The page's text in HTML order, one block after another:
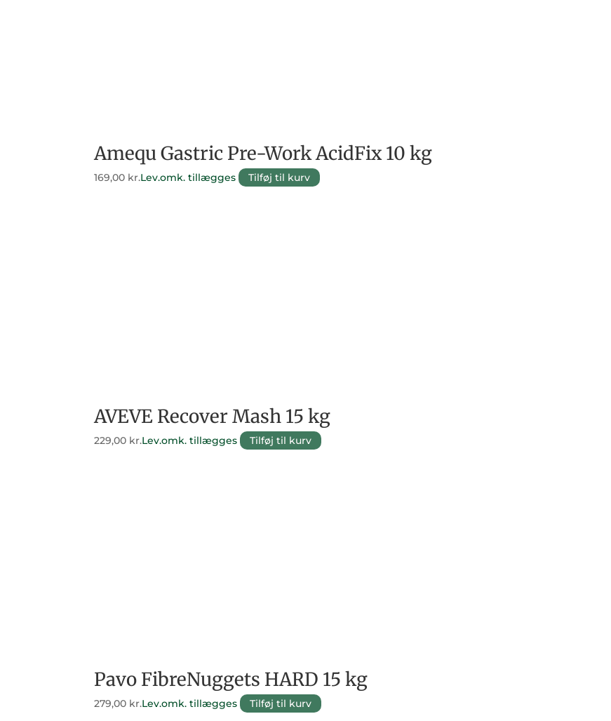
Amequ Gastric Pre-Work AcidFix 10 kg
169,00 kr.Lev.omk. tillægges Tilføj til kurv
AVEVE Recover Mash 15 kg
229,00 kr.Lev.omk. tillægges Tilføj til kurv
Pavo FibreNuggets HARD 15 kg
279,00 kr.Lev.omk. tillægges Tilføj til kurv